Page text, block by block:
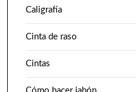
Caligrafía
Cinta de raso
Cintas